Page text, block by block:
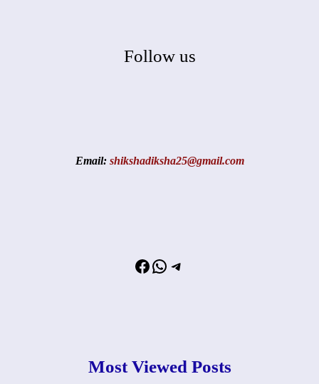
Follow us
Email: shikshadiksha25@gmail.com
Facebook
WhatsApp
Telegram
Most Viewed Posts